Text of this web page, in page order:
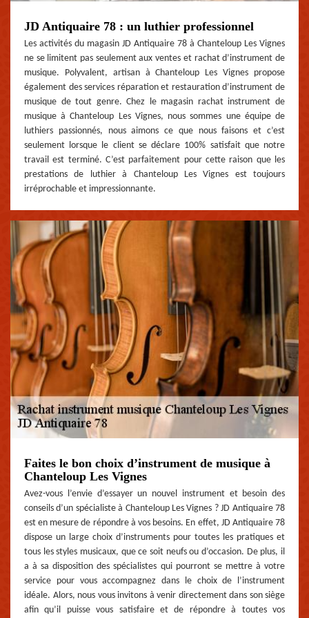
JD Antiquaire 78 : un luthier professionnel
Les activités du magasin JD Antiquaire 78 à Chanteloup Les Vignes
ne se limitent pas seulement aux ventes et rachat d’instrument de
musique. Polyvalent, artisan à Chanteloup Les Vignes propose
également des services réparation et restauration d’instrument de
musique de tout genre. Chez le magasin rachat instrument de
musique à Chanteloup Les Vignes, nous sommes une équipe de
luthiers passionnés, nous aimons ce que nous faisons et c’est
seulement lorsque le client se déclare 100% satisfait que notre
travail est terminé. C’est parfaitement pour cette raison que les
prestations de luthier à Chanteloup Les Vignes est toujours
irréprochable et impressionnante.
Faites le bon choix d’instrument de musique à
Chanteloup Les Vignes
Avez-vous l’envie d’essayer un nouvel instrument et besoin des
conseils d’un spécialiste à Chanteloup Les Vignes ? JD Antiquaire 78
est en mesure de répondre à vos besoins. En effet, JD Antiquaire 78
dispose un large choix d’instruments pour toutes les pratiques et
tous les styles musicaux, que ce soit neufs ou d’occasion. De plus, il
a à sa disposition des spécialistes qui pourront se mettre à votre
service pour vous accompagnez dans le choix de l’instrument
idéale. Alors, nous vous invitons à venir directement dans son siège
afin qu’il puisse vous satisfaire et de répondre à toutes vos